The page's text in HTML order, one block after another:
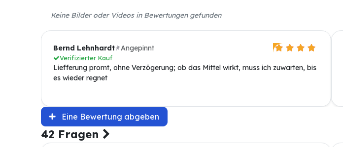
Keine Bilder oder Videos in Bewertungen gefunden
Bernd Lehnhardt Angepinnt
Verifizierter Kauf
Liefferung promt, ohne Verzögerung; ob das Mittel wirkt, muss ich zuwarten, bis
es wieder regnet
Eine Bewertung abgeben
42 Fragen